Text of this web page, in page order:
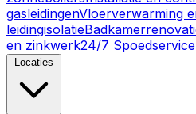
gasleidingenVloerverwarming
leidingisolatie
en zinkwerk24/7 Spoedservice